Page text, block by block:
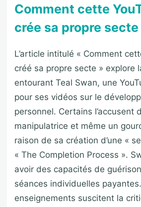
Comment cette
crée sa propre secte
L’article intitulé « Comment
créé sa propre secte » explore
entourant Teal Swan, une
pour ses vidéos sur le
personnel. Certains l’accusent
manipulatrice et même un
raison de sa création d’une «
« The Completion Process ».
avoir des capacités de
séances individuelles
enseignements suscitent la